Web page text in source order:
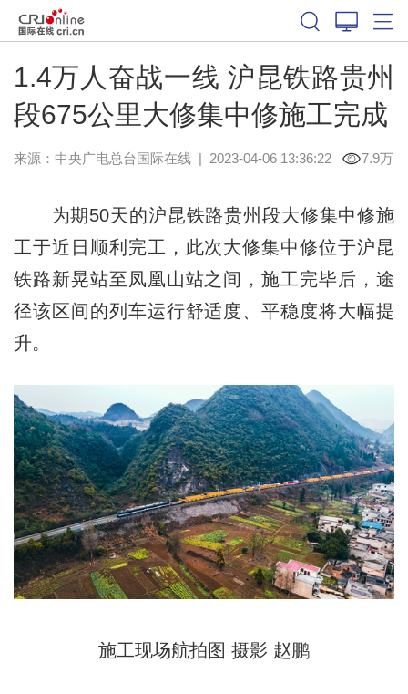
1.4万人奋战一线 沪昆铁路贵州
段675公里大修集中修施工完成
来源：中央广电总台国际在线| 2023-04-06 13:36:22 7.9万
为期50天的沪昆铁路贵州段大修集中修施
工于近日顺利完工，此次大修集中修位于沪昆
铁路新晃站至凤凰山站之间，施工完毕后，途
径该区间的列车运行舒适度、平稳度将大幅提
升。
施工现场航拍图 摄影 赵鹏